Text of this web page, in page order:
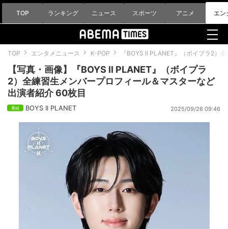
TOP ランキング ニュース スポーツ アニメ エン
TOP エンタメニュース K-POP 『BOYS ll PLANET』（ボイプラ2）
【写真・画像】『BOYS ll PLANET』（ボイプラ
2）全練習生メンバープロフィール＆マスターなど
出演者紹介 60枚目
BOYS II PLANET 2025/09/26 09:46